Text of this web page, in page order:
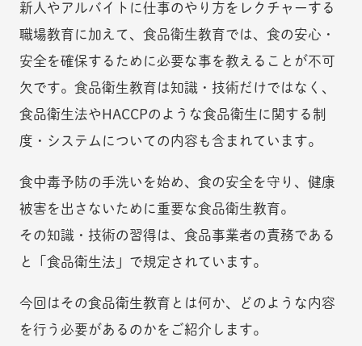
新人やアルバイトに仕事のやり方をレクチャーする
職場教育に加えて、食品衛生教育では、食の安心・
安全を確保するために必要な事を教えることが不可
欠です。食品衛生教育は知識・技術だけではなく、
食品衛生法やHACCPのような食品衛生に関する制
度・システムについての内容も含まれています。
食中毒予防の手洗いを始め、食の安全を守り、健康
被害を出さないために重要な食品衛生教育。
その知識・技術の習得は、食品事業者の責務である
と「食品衛生法」で規定されています。
今回はその食品衛生教育とは何か、どのような内容
を行う必要があるのかをご紹介します。